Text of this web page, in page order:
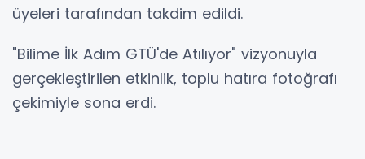
üyeleri tarafından takdim edildi.
"Bilime İlk Adım GTÜ'de Atılıyor" vizyonuyla
gerçekleştirilen etkinlik, toplu hatıra fotoğrafı
çekimiyle sona erdi.